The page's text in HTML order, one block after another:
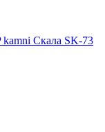
Скала SK-73